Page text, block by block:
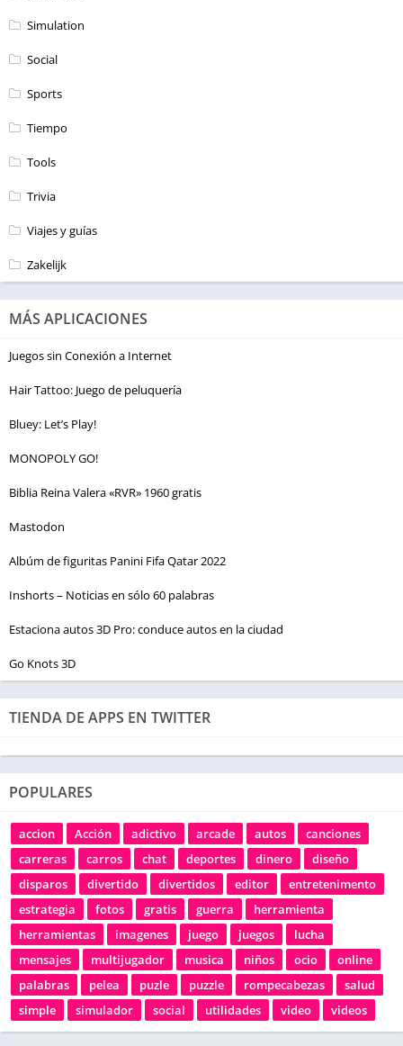
Simulation
Social
Sports
Tiempo
Tools
Trivia
Viajes y guías
Zakelijk
MÁS APLICACIONES
Juegos sin Conexión a Internet
Hair Tattoo: Juego de peluquería
Bluey: Let’s Play!
MONOPOLY GO!
Biblia Reina Valera «RVR» 1960 gratis
Mastodon
Albúm de figuritas Panini Fifa Qatar 2022
Inshorts – Noticias en sólo 60 palabras
Estaciona autos 3D Pro: conduce autos en la ciudad
Go Knots 3D
TIENDA DE APPS EN TWITTER
POPULARES
accion Acción adictivo arcade autos
canciones
carreras
carros chat deportes dinero
diseño
disparos
divertido divertidos editor
entretenimento
estrategia
fotos gratis guerra
herramienta
herramientas
imagenes juego juegos
lucha
mensajes
multijugador musica niños ocio
online
palabras
pelea puzle puzzle rompecabezas
salud
simple
simulador social utilidades video videos